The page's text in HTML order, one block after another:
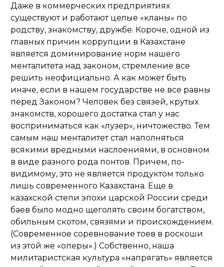
Даже в коммерческих предприятиях
существуют и работают целые «кланы» по
родству, знакомству, дружбе. Короче, одной из
главных причин коррупции в Казахстане
является доминирование норм нашего
менталитета над законом, стремление все
решить неофициально. А как может быть
иначе, если в нашем государстве не все равны
перед Законом? Человек без связей, крутых
знакомств, хорошего достатка стал у нас
восприниматься как «лузер», ничтожество. Тем
самым наш менталитет стал наполняться
всякими вредными наслоениями, в основном
в виде разного рода понтов. Причем, по-
видимому, это не является продуктом только
лишь современного Казахстана. Еще в
казахской степи эпохи царской России среди
баев было модно щеголять своим богатством,
обильным скотом, связями и происхождением.
(Современное соревнование тоев в роскоши
из этой же «оперы».) Собственно, наша
милитаристская культура «напрягать» является